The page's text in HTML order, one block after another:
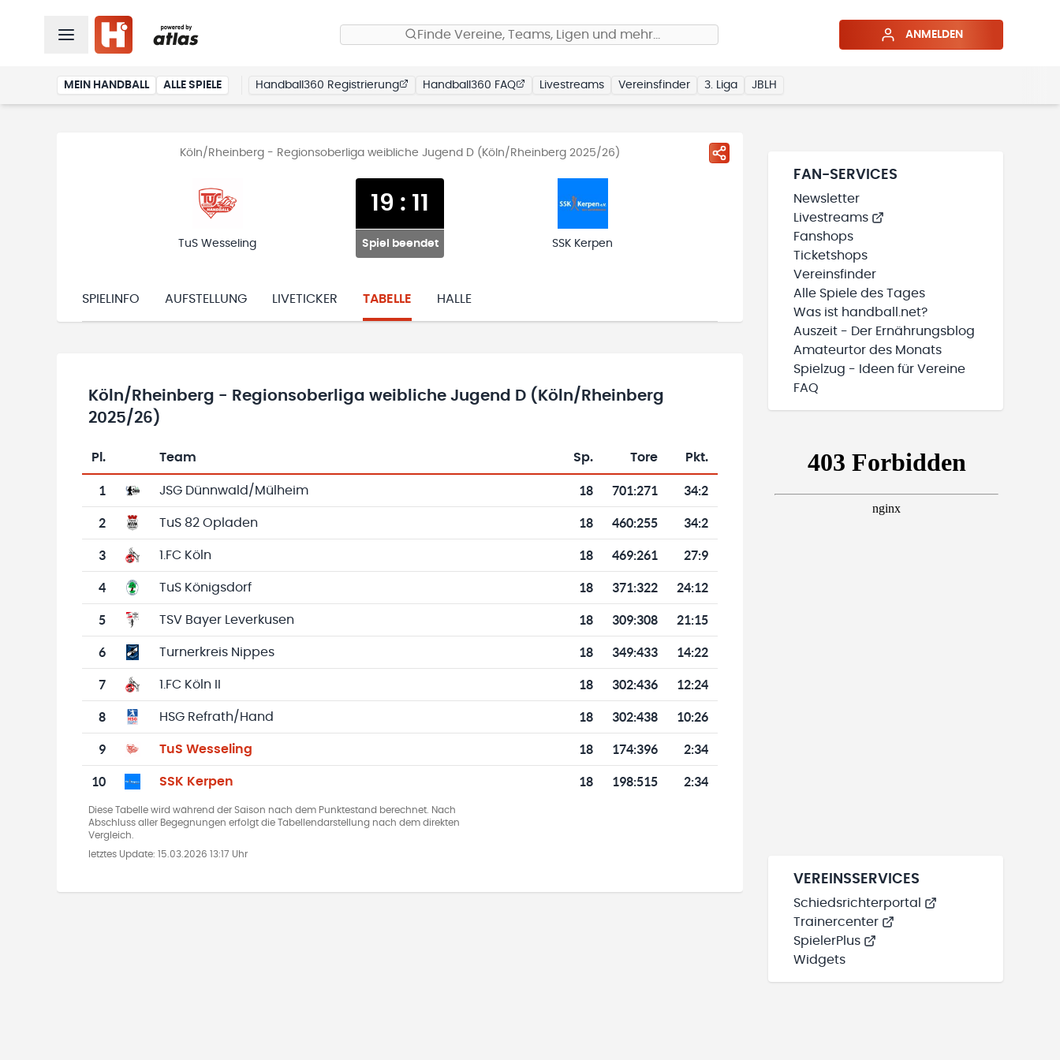
Finde Vereine, Teams, Ligen und mehr… ANMELDEN
MEIN HANDBALL ALLE SPIELE Handball360 Registrierung Handball360 FAQ Livestreams Vereinsfinder 3. Liga JBLH
Köln/Rheinberg - Regionsoberliga weibliche Jugend D (Köln/Rheinberg 2025/26)
TuS Wesseling
19 : 11
Spiel beendet SSK Kerpen
SPIELINFO AUFSTELLUNG LIVETICKER TABELLE HALLE
Köln/Rheinberg - Regionsoberliga weibliche Jugend D (Köln/Rheinberg
2025/26)
Tabelle mit Vereinsplatzierungen, Spielen, Toren und Punkten
Pl. Team Sp. Tore Pkt.
1 JSG Dünnwald/Mülheim 18 701:271 34:2
2 TuS 82 Opladen 18 460:255 34:2
3 1.FC Köln 18 469:261 27:9
4 TuS Königsdorf 18 371:322 24:12
5 TSV Bayer Leverkusen 18 309:308 21:15
6 Turnerkreis Nippes 18 349:433 14:22
7 1.FC Köln II 18 302:436 12:24
8 HSG Refrath/Hand 18 302:438 10:26
9 TuS Wesseling 18 174:396 2:34
10 SSK Kerpen 18 198:515 2:34
Diese Tabelle wird während der Saison nach dem Punktestand berechnet. Nach
Abschluss aller Begegnungen erfolgt die Tabellendarstellung nach dem direkten
Vergleich.
letztes Update: 15.03.2026 13:17 Uhr
FAN-SERVICES
Newsletter
Livestreams
Fanshops
Ticketshops
Vereinsfinder
Alle Spiele des Tages
Was ist handball.net?
Auszeit - Der Ernährungsblog
Amateurtor des Monats
Spielzug - Ideen für Vereine
FAQ
VEREINSSERVICES
Schiedsrichterportal
Trainercenter
SpielerPlus
Widgets